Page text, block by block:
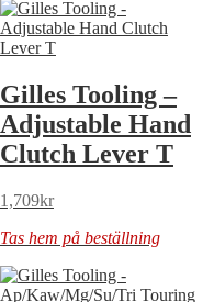
Gilles Tooling –
Adjustable Hand
Clutch Lever T
1,709kr
Tas hem på beställning